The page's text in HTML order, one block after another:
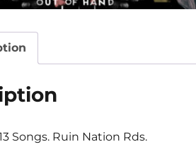
Songs. Ruin Nation Rds.